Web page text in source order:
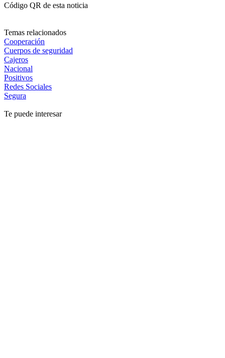
Código QR de esta noticia
Temas relacionados
Cooperación
Cuerpos de seguridad
Cajeros
Nacional
Positivos
Redes Sociales
Segura
Te puede interesar